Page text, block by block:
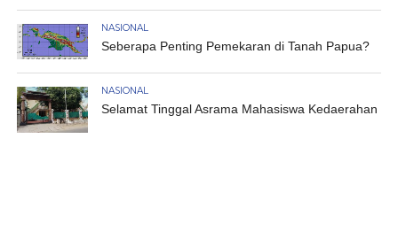
NASIONAL
Seberapa Penting Pemekaran di Tanah Papua?
NASIONAL
Selamat Tinggal Asrama Mahasiswa Kedaerahan